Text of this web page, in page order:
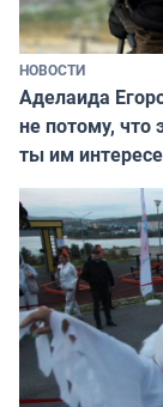
НОВОСТИ
Аделаида
не потому, что
ты им